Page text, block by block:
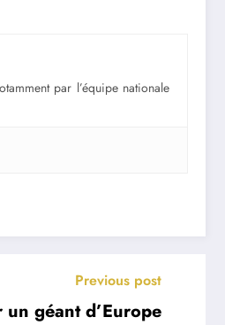
par l’équipe nationale
Previous post
géant d’Europe